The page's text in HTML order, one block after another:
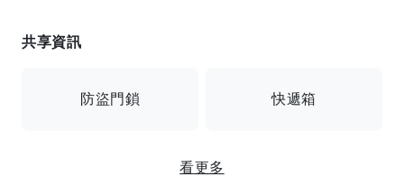
共享資訊
防盜門鎖 快遞箱
看更多